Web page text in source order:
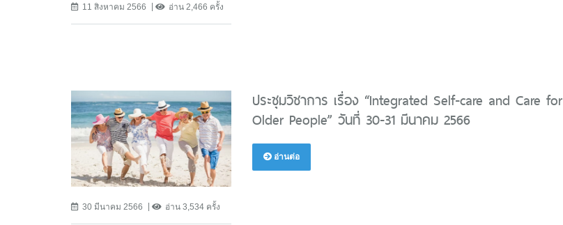
11 สิงหาคม 2566 อ่าน 2,466 ครั้ง
30 มีนาคม 2566 อ่าน 3,534 ครั้ง
ประชุมวิชาการ เรื่อง “Integrated Self-care and Care for
Older People” วันที่ 30-31 มีนาคม 2566
อ่านต่อ